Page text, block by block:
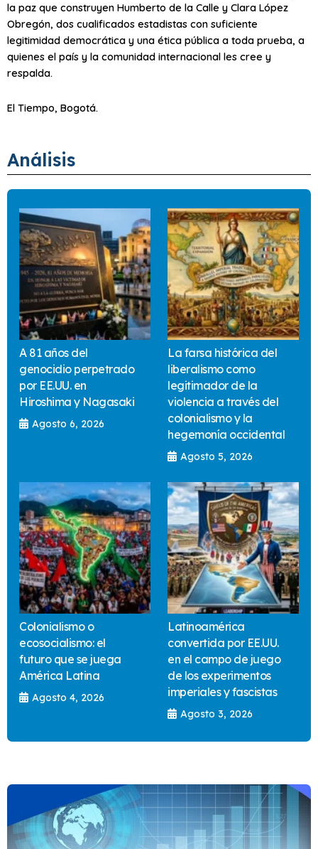
la paz que construyen Humberto de la Calle y Clara López
Obregón, dos cualificados estadistas con suficiente
legitimidad democrática y una ética pública a toda prueba, a
quienes el país y la comunidad internacional les cree y
respalda.
El Tiempo, Bogotá.
Análisis
A 81 años del
genocidio perpetrado
por EE.UU. en
Hiroshima y Nagasaki
Agosto 6, 2026
La farsa histórica del
liberalismo como
legitimador de la
violencia a través del
colonialismo y la
hegemonía occidental
Agosto 5, 2026
Colonialismo o
ecosocialismo: el
futuro que se juega
América Latina
Agosto 4, 2026
Latinoamérica
convertida por EE.UU.
en el campo de juego
de los experimentos
imperiales y fascistas
Agosto 3, 2026